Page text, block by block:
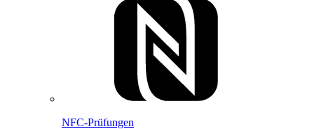
NFC-Prüfungen